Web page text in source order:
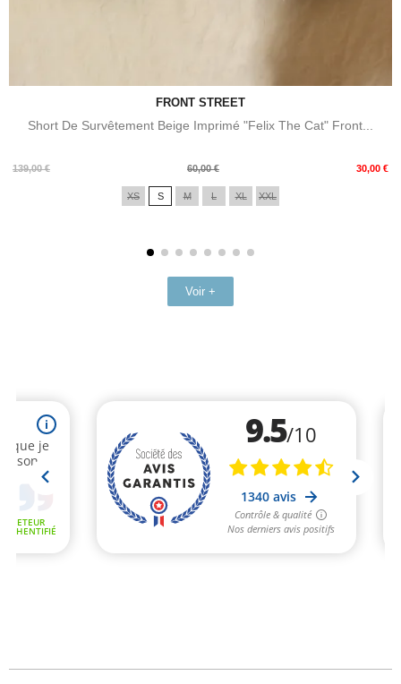
FRONT STREET
Short De Survêtement Beige Imprimé "Felix The Cat" Front...
139,00 €
Prix
60,00 € 30,00 €
Prix
XS S M L XL XXL
Voir +